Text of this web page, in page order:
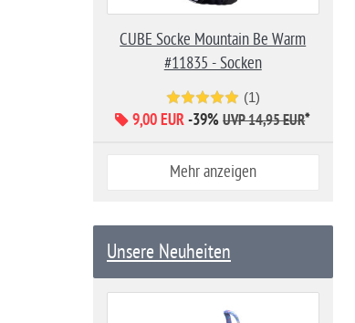
CUBE Socke Mountain Be Warm
#11835 - Socken
(1)
9,00 EUR-39% UVP 14,95 EUR*
Mehr anzeigen
Unsere Neuheiten